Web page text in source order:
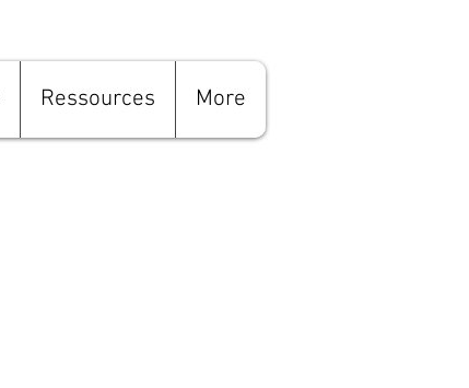
Ressources More